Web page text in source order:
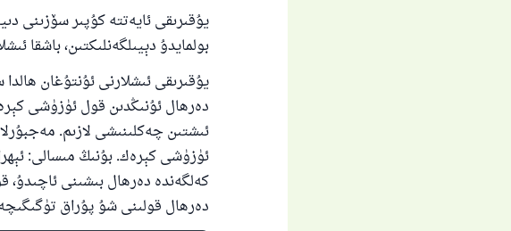
يۇقىرىقى ئايەتتە كۇپىر سۆزىنى
بولمايدۇ دېيىلگەنلىكتىن، باشقا
يۇقىرىقى ئىشلارنى ئۇنتۇغان
دەرھال ئۇنىڭدىن قول ئۈزۈشى
ئىشتىن چەكلىنىشى لازىم.
ئۈزۈشى كېرەك. بۇنىڭ مىسالى:
كەلگەندە دەرھال بىشىنى ئاچىدۇ،
دەرھال قولىنى شۇ پۇراق